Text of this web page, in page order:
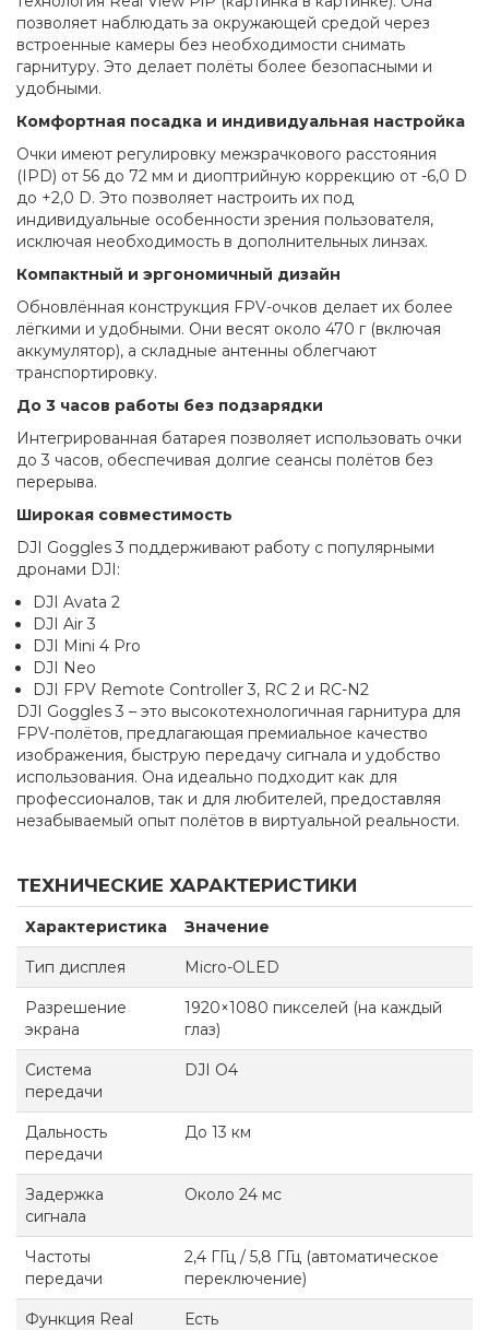
позволяет наблюдать за окружающей средой через
встроенные камеры без необходимости снимать
гарнитуру. Это делает полёты более безопасными и
удобными.
Комфортная посадка и индивидуальная настройка
Очки имеют регулировку межзрачкового расстояния
(IPD) от 56 до 72 мм и диоптрийную коррекцию от -6,0 D
до +2,0 D. Это позволяет настроить их под
индивидуальные особенности зрения пользователя,
исключая необходимость в дополнительных линзах.
Компактный и эргономичный дизайн
Обновлённая конструкция FPV-очков делает их более
лёгкими и удобными. Они весят около 470 г (включая
аккумулятор), а складные антенны облегчают
транспортировку.
До 3 часов работы без подзарядки
Интегрированная батарея позволяет использовать очки
до 3 часов, обеспечивая долгие сеансы полётов без
перерыва.
Широкая совместимость
DJI Goggles 3 поддерживают работу с популярными
дронами DJI:
DJI Avata 2
DJI Air 3
DJI Mini 4 Pro
DJI Neo
DJI FPV Remote Controller 3, RC 2 и RC-N2
DJI Goggles 3 – это высокотехнологичная гарнитура для
FPV-полётов, предлагающая премиальное качество
изображения, быструю передачу сигнала и удобство
использования. Она идеально подходит как для
профессионалов, так и для любителей, предоставляя
незабываемый опыт полётов в виртуальной реальности.
ТЕХНИЧЕСКИЕ ХАРАКТЕРИСТИКИ
Характеристика Значение
Тип дисплея Micro-OLED
Разрешение
экрана
1920×1080 пикселей (на каждый
глаз)
Система
передачи
DJI O4
Дальность
передачи
До 13 км
Задержка
сигнала
Около 24 мс
Частоты
передачи
2,4 ГГц / 5,8 ГГц (автоматическое
переключение)
Функция Real
Есть